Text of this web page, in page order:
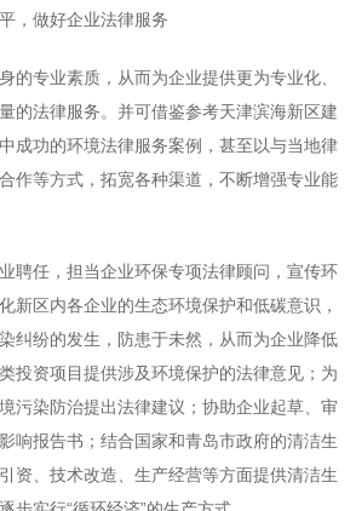
做好企业法律服务
专业素质，从而为企业提供更为专业化、
的法律服务。并可借鉴参考天津滨海新区建
成功的环境法律服务案例，甚至以与当地律
作等方式，拓宽各种渠道，不断增强专业能
任，担当企业环保专项法律顾问，宣传环
新区内各企业的生态环境保护和低碳意识，
纠纷的发生，防患于未然，从而为企业降低
投资项目提供涉及环境保护的法律意见；为
污染防治提出法律建议；协助企业起草、审
响报告书；结合国家和青岛市政府的清洁生
资、技术改造、生产经营等方面提供清洁生